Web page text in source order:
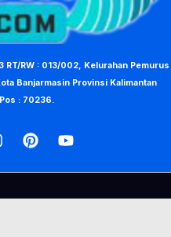
RT/RW : 013/002, Kelurahan Pemurus
Banjarmasin Provinsi Kalimantan
: 70236.